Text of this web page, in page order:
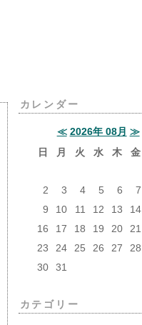
カレンダー
≪ 2026年 08月 ≫
日
月 火 水 木 金
2
3 4 5 6 7
9
10 11 12 13 14
16
17 18 19 20 21
23
24 25 26 27 28
30
31
カテゴリー